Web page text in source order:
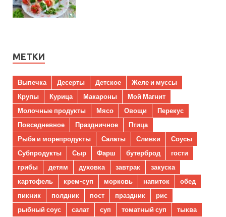
МЕТКИ
Выпечка Десерты Детское
Желе и муссы
Крупы
Курица Макароны
Мой Магнит
Молочные продукты
Мясо Овощи
Перекус
Повседневное
Праздничное
Птица
Рыба и морепродукты
Салаты Сливки
Соусы
Субпродукты
Сыр Фарш бутерброд
гости
грибы
детям духовка завтрак
закуска
картофель
крем-суп морковь напиток
обед
пикник
полдник пост праздник
рис
рыбный соус
салат суп томатный суп
тыква